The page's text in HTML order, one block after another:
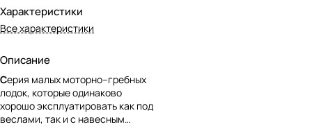
Характеристики
Все характеристики
Описание
Серия малых моторно–гребных
лодок, которые одинаково
хорошо эксплуатировать как под
веслами, так и с навесным